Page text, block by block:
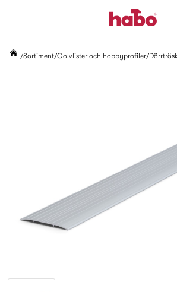
Sortiment Golvlister och hobbyprofiler